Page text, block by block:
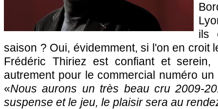
ils
saison ? Oui, évidemment, si l'on en croit
Frédéric Thiriez est confiant et
autrement pour le commercial numéro
«Nous aurons un très beau cru 2009-
suspense et le jeu, le plaisir sera au